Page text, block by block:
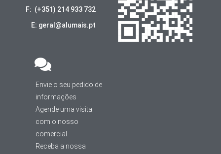
F: (+351) 214 933 732
E: geral@alumais.pt
Envie o seu pedido de
informações
Agende uma visita
com o nosso
comercial
Receba a nossa